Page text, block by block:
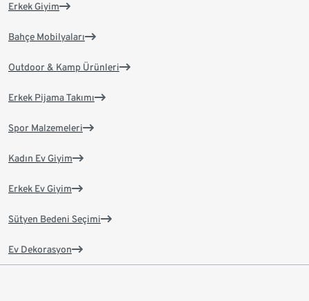
Erkek Giyim
Bahçe Mobilyaları
Outdoor & Kamp Ürünleri
Erkek Pijama Takımı
Spor Malzemeleri
Kadın Ev Giyim
Erkek Ev Giyim
Sütyen Bedeni Seçimi
Ev Dekorasyon